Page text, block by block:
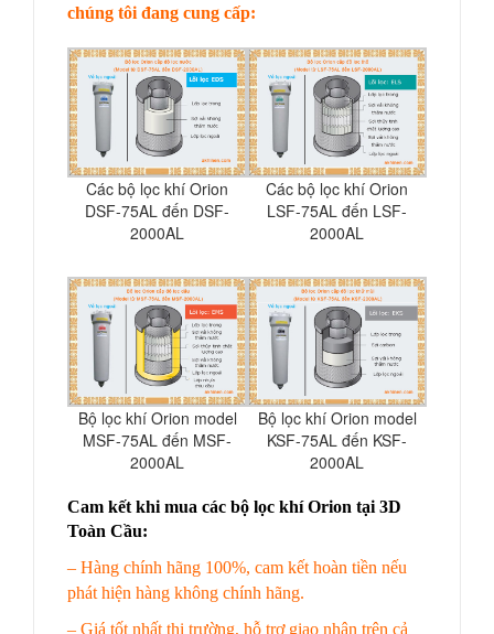
chúng tôi đang cung cấp:
Các bộ lọc khí Orion
DSF-75AL đến DSF-
2000AL
Các bộ lọc khí Orion
LSF-75AL đến LSF-
2000AL
Bộ lọc khí Orion model
MSF-75AL đến MSF-
2000AL
Bộ lọc khí Orion model
KSF-75AL đến KSF-
2000AL
Cam kết khi mua các bộ lọc khí Orion tại 3D
Toàn Cầu:
– Hàng chính hãng 100%, cam kết hoàn tiền nếu
phát hiện hàng không chính hãng.
– Giá tốt nhất thị trường, hỗ trợ giao nhận trên cả